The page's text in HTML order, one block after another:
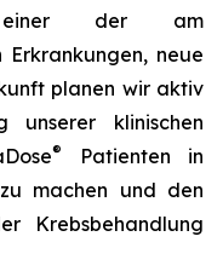
einer der am
neue
planen wir aktiv
unserer klinischen
®
Patienten in
machen und den
Krebsbehandlung